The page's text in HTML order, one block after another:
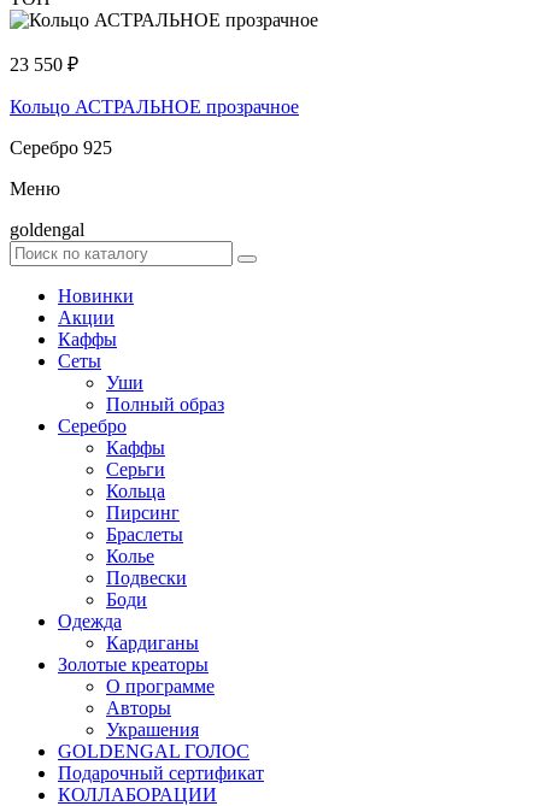
23 550 ₽
Кольцо АСТРАЛЬНОЕ прозрачное
Серебро 925
Меню
goldengal
Новинки
Акции
Каффы
Сеты
Уши
Полный образ
Серебро
Каффы
Серьги
Кольца
Пирсинг
Браслеты
Колье
Подвески
Боди
Одежда
Кардиганы
Золотые креаторы
О программе
Авторы
Украшения
GOLDENGAL ГОЛОС
Подарочный сертификат
КОЛЛАБОРАЦИИ